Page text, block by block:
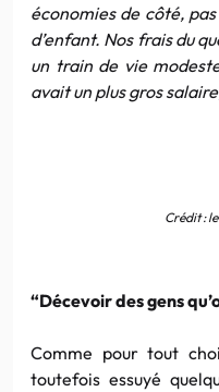
économies de côté, pas
d’enfant. Nos frais du
un train de vie
avait un plus gros
Crédit :
“Décevoir des gens
Comme pour tout
toutefois essuyé